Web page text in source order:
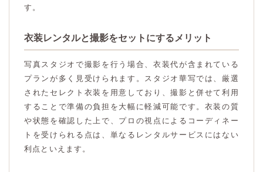
す。
衣装レンタルと撮影をセットにするメリット
写真スタジオで撮影を行う場合、衣装代が含まれている
プランが多く見受けられます。スタジオ華写では、厳選
されたセレクト衣装を用意しており、撮影と併せて利用
することで準備の負担を大幅に軽減可能です。衣装の質
や状態を確認した上で、プロの視点によるコーディネー
トを受けられる点は、単なるレンタルサービスにはない
利点といえます。